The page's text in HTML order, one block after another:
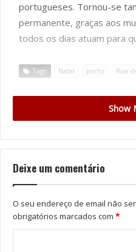
portugueses. Tornou-se
permanente, graças aos
todos os dias atuam para
Tags Natal porto Rua
Show
Deixe um comentário
O seu endereço de email não
obrigatórios marcados com *